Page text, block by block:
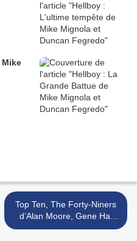
Top Ten, The Forty-Niners
d’Alan Moore, Gene Ha,
Todd Klein et Art Lyon >